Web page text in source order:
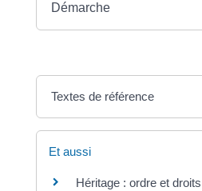
Démarche
Textes de référence
Et aussi
Héritage : ordre et